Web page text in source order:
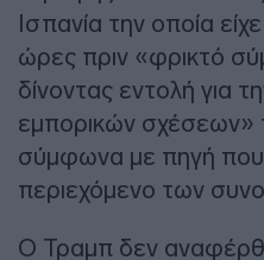
Ισπανία την οποία
ώρες πριν «φρικτό
δίνοντας εντολή για
εμπορικών σχέσεων»
σύμφωνα με πηγή που
περιεχόμενο των
Ο Τραμπ δεν